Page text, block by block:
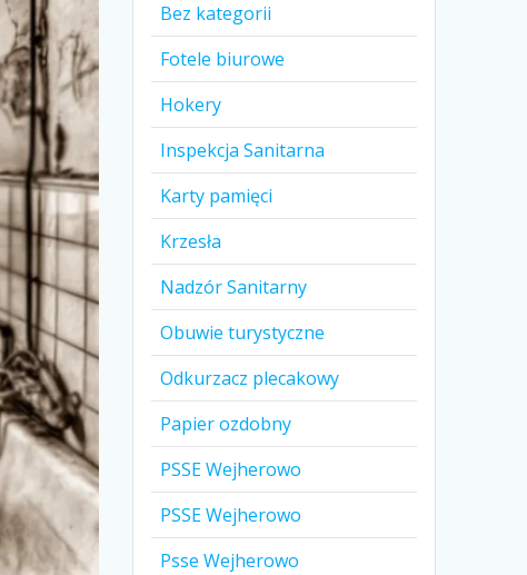
Bez kategorii
Fotele biurowe
Hokery
Inspekcja Sanitarna
Karty pamięci
Krzesła
Nadzór Sanitarny
Obuwie turystyczne
Odkurzacz plecakowy
Papier ozdobny
PSSE Wejherowo
PSSE Wejherowo
Psse Wejherowo